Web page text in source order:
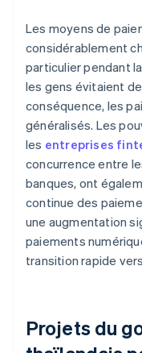
Les moyens de
considérablement
particulier pendant
les gens évitaient
conséquence, les
généralisés. Les
les entreprises
concurrence entre
banques, ont
continue des
une augmentation
paiements
transition rapide
Projets du